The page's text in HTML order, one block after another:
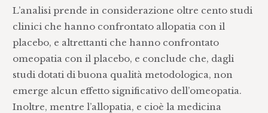
L’analisi prende in considerazione oltre cento studi
clinici che hanno confrontato allopatia con il
placebo, e altrettanti che hanno confrontato
omeopatia con il placebo, e conclude che, dagli
studi dotati di buona qualità metodologica, non
emerge alcun effetto significativo dell’omeopatia.
Inoltre, mentre l’allopatia, e cioè la medicina